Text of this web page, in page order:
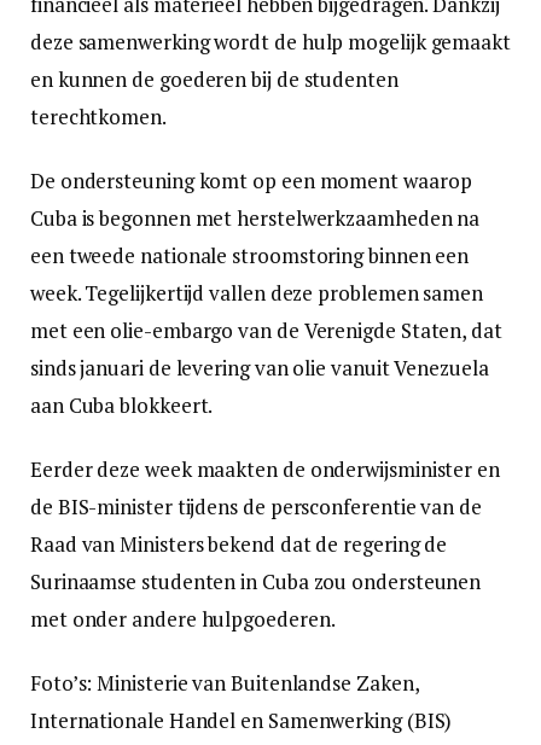
deze samenwerking wordt de hulp mogelijk gemaakt
en kunnen de goederen bij de studenten
terechtkomen.
De ondersteuning komt op een moment waarop
Cuba is begonnen met herstelwerkzaamheden na
een tweede nationale stroomstoring binnen een
week. Tegelijkertijd vallen deze problemen samen
met een olie-embargo van de Verenigde Staten, dat
sinds januari de levering van olie vanuit Venezuela
aan Cuba blokkeert.
Eerder deze week maakten de onderwijsminister en
de BIS-minister tijdens de persconferentie van de
Raad van Ministers bekend dat de regering de
Surinaamse studenten in Cuba zou ondersteunen
met onder andere hulpgoederen.
Foto’s: Ministerie van Buitenlandse Zaken,
Internationale Handel en Samenwerking (BIS)